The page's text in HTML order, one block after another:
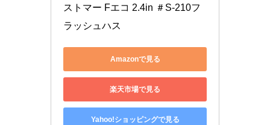
ストマー Fエコ 2.4in ＃S-210フ
ラッシュハス
Amazonで見る
楽天市場で見る
Yahoo!ショッピングで見る